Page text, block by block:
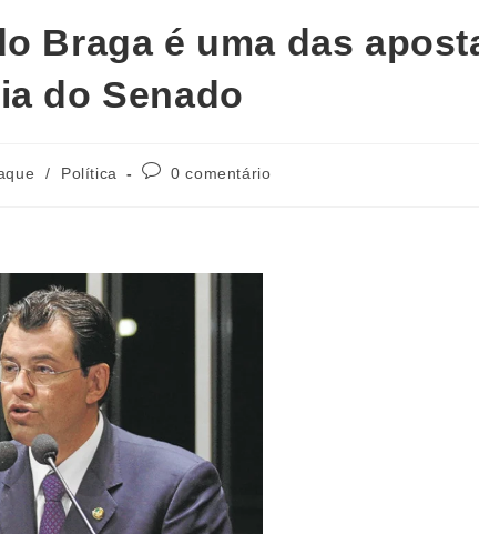
Braga é uma das
do Senado
/ Política 0 comentário